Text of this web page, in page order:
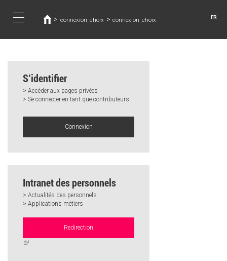
contenu
navigation
êtes
ici
> connexion_choix > connexion_choix FR
S’identifier
> Accéder aux pages privées
> Se connecter en tant que contributeurs
Connexion
Intranet des personnels
> Actualités des personnels
> Applications métiers
Redirection
(link